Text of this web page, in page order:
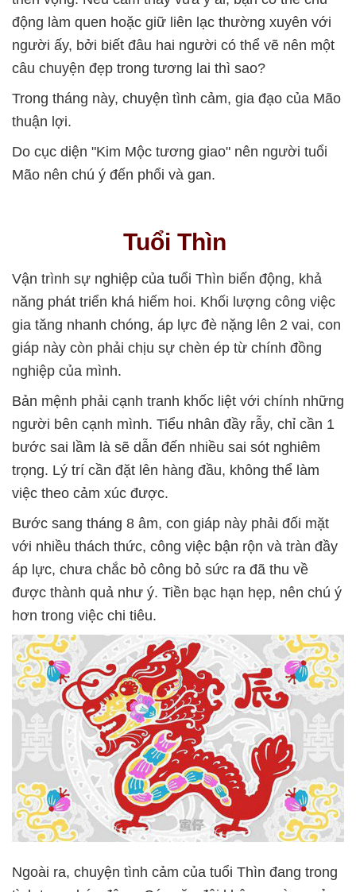
động làm quen hoặc giữ liên lạc thường xuyên với
người ấy, bởi biết đâu hai người có thể vẽ nên một
câu chuyện đẹp trong tương lai thì sao?
Trong tháng này, chuyện tình cảm, gia đạo của Mão
thuận lợi.
Do cục diện "Kim Mộc tương giao" nên người tuổi
Mão nên chú ý đến phổi và gan.
Tuổi Thìn
Vận trình sự nghiệp của tuổi Thìn biến động, khả
năng phát triển khá hiếm hoi. Khối lượng công việc
gia tăng nhanh chóng, áp lực đè nặng lên 2 vai, con
giáp này còn phải chịu sự chèn ép từ chính đồng
nghiệp của mình.
Bản mệnh phải cạnh tranh khốc liệt với chính những
người bên cạnh mình. Tiểu nhân đầy rẫy, chỉ cần 1
bước sai lầm là sẽ dẫn đến nhiều sai sót nghiêm
trọng. Lý trí cần đặt lên hàng đầu, không thể làm
việc theo cảm xúc được.
Bước sang tháng 8 âm, con giáp này phải đối mặt
với nhiều thách thức, công việc bận rộn và tràn đầy
áp lực, chưa chắc bỏ công bỏ sức ra đã thu về
được thành quả như ý. Tiền bạc hạn hẹp, nên chú ý
hơn trong việc chi tiêu.
Ngoài ra, chuyện tình cảm của tuổi Thìn đang trong